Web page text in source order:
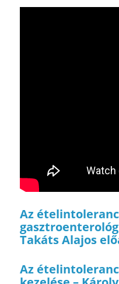
Az
Takáts Alajos
Az